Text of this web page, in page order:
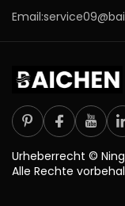
Email:
Urheberrecht ©
Alle Rechte